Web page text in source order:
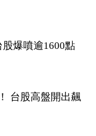
股爆噴逾1600點
台股高盤開出飆